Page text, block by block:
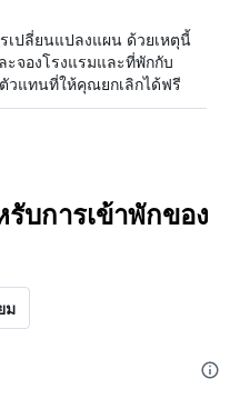
เปลี่ยนแปลงแผน ด้วยเหตุนี้
จองโรงแรมและที่พักกับ
วแทนที่ให้คุณยกเลิกได้ฟรี
บการเข้าพักของ
ม